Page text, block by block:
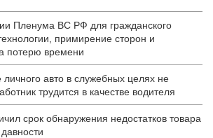
Пленума ВС РФ для гражданского
примирение сторон и
потерю времени
личного авто в служебных целях не
трудится в качестве водителя
срок обнаружения недостатков товара